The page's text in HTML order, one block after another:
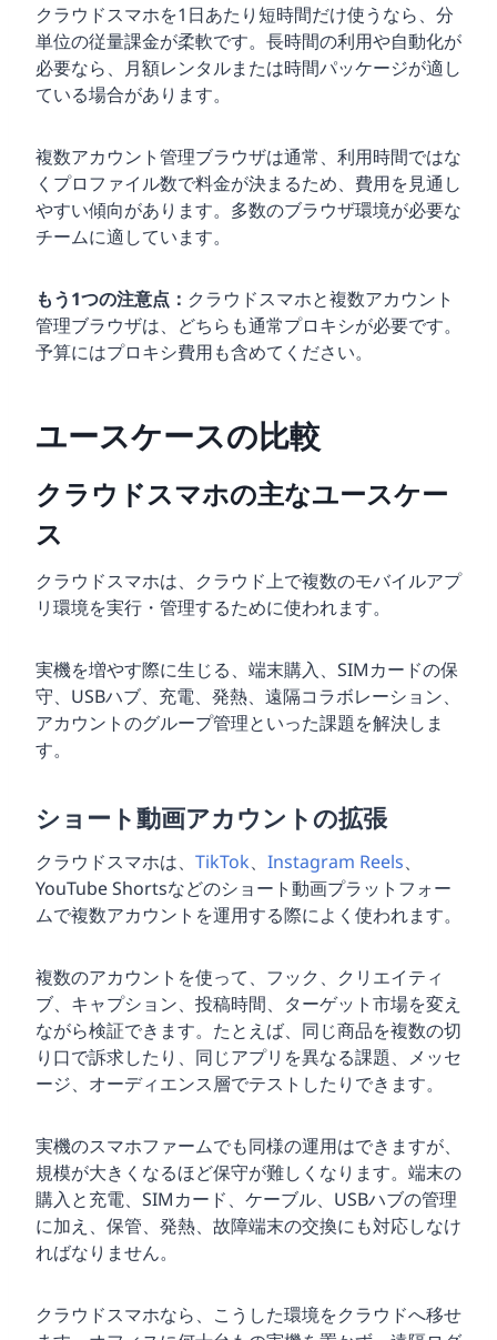
クラウドスマホを1日あたり短時間だけ使うなら、分
単位の従量課金が柔軟です。長時間の利用や自動化が
必要なら、月額レンタルまたは時間パッケージが適し
ている場合があります。
複数アカウント管理ブラウザは通常、利用時間ではな
くプロファイル数で料金が決まるため、費用を見通し
やすい傾向があります。多数のブラウザ環境が必要な
チームに適しています。
もう1つの注意点： クラウドスマホと複数アカウント
管理ブラウザは、どちらも通常プロキシが必要です。
予算にはプロキシ費用も含めてください。
ユースケースの比較
クラウドスマホの主なユースケー
ス
クラウドスマホは、クラウド上で複数のモバイルアプ
リ環境を実行・管理するために使われます。
実機を増やす際に生じる、端末購入、SIMカードの保
守、USBハブ、充電、発熱、遠隔コラボレーション、
アカウントのグループ管理といった課題を解決しま
す。
ショート動画アカウントの拡張
クラウドスマホは、 TikTok、 Instagram Reels、
YouTube Shortsなどのショート動画プラットフォー
ムで複数アカウントを運用する際によく使われます。
複数のアカウントを使って、フック、クリエイティ
ブ、キャプション、投稿時間、ターゲット市場を変え
ながら検証できます。たとえば、同じ商品を複数の切
り口で訴求したり、同じアプリを異なる課題、メッセ
ージ、オーディエンス層でテストしたりできます。
実機のスマホファームでも同様の運用はできますが、
規模が大きくなるほど保守が難しくなります。端末の
購入と充電、SIMカード、ケーブル、USBハブの管理
に加え、保管、発熱、故障端末の交換にも対応しなけ
ればなりません。
クラウドスマホなら、こうした環境をクラウドへ移せ